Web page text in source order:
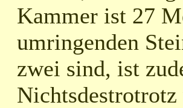
Kammer ist 27
umringenden
zwei sind, ist